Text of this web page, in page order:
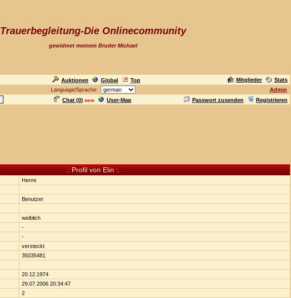
Trauerbegleitung-Die Onlinecommunity
gewidmet meinem Bruder Michael
Auktionen Global Top Mitglieder
Stats
Language/Sprache:
Admin
Chat (0) new User-Map Passwort zusenden Registrieren
.: Profil von Elin :.
Hermi
Benutzer
weiblich
-
-
versteckt
35035481
20.12.1974
29.07.2006 20:34:47
2